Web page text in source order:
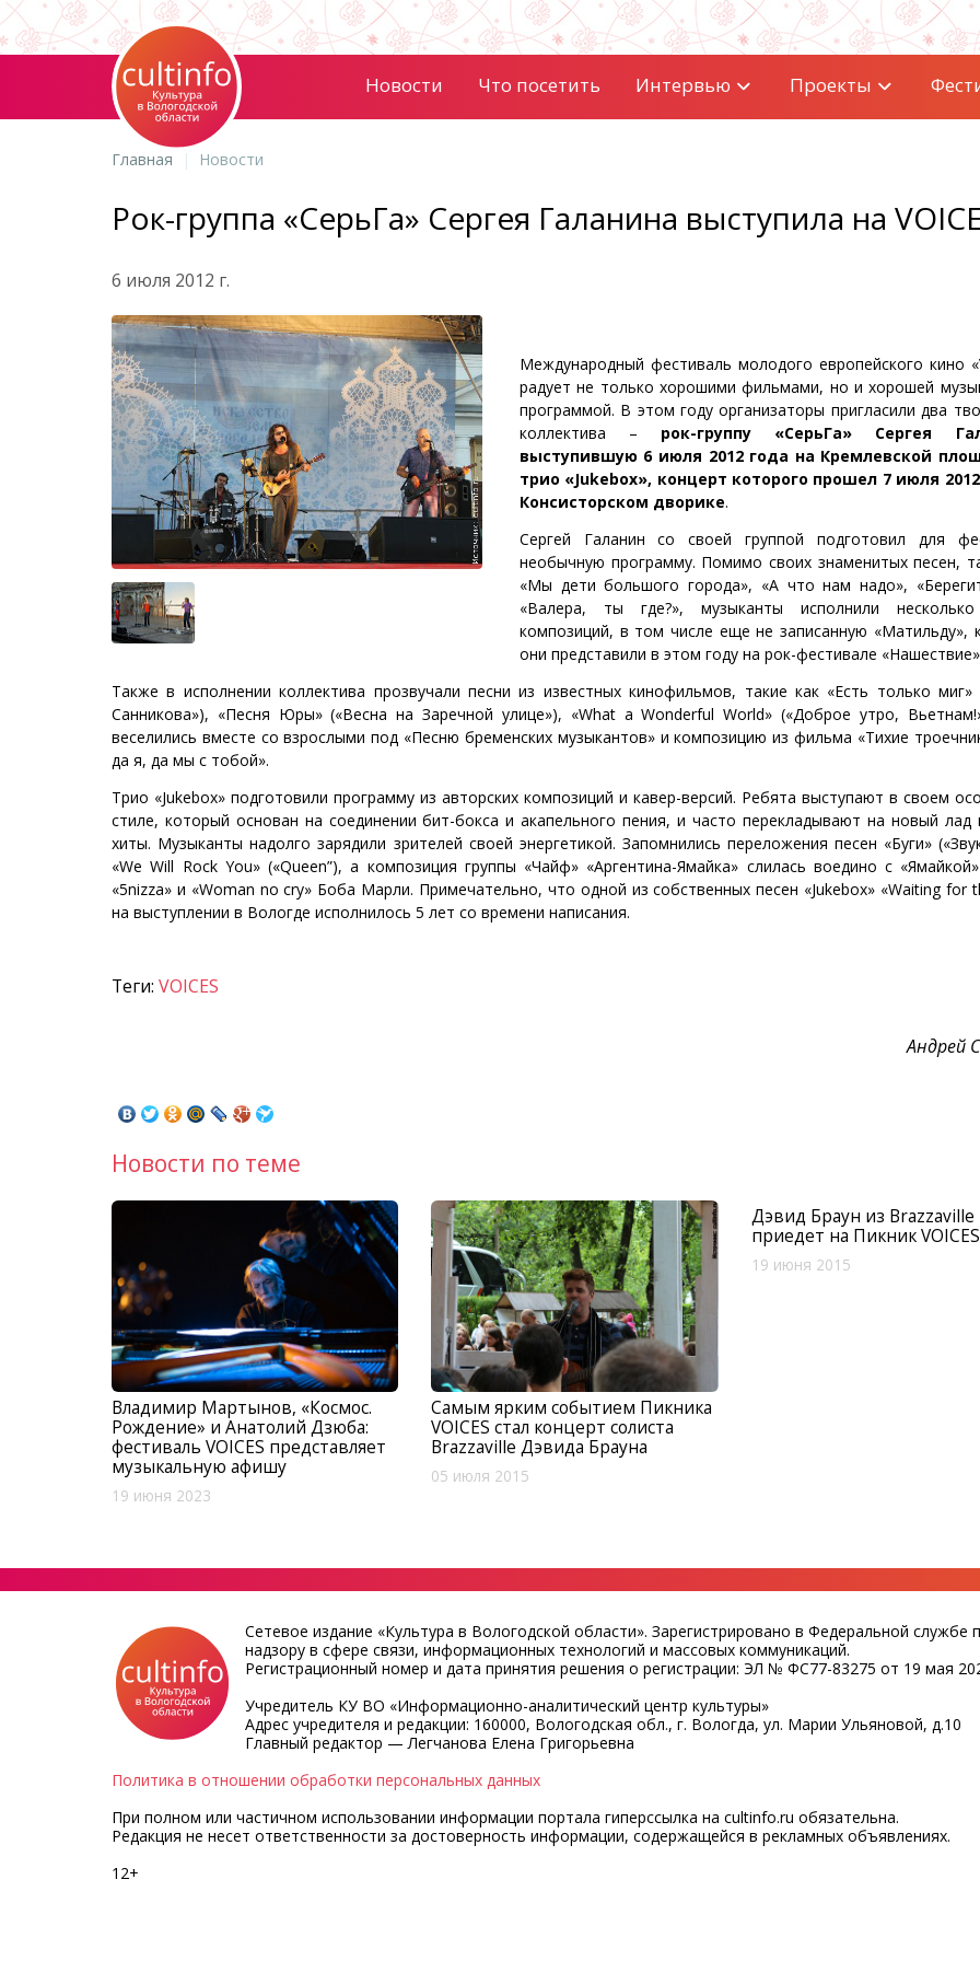
Новости Что посетить Интервью Проекты
Главная Новости
Рок-группа «СерьГа» Сергея Галанина выступила на
6 июля 2012 г.
Международный фестиваль молодого европейского кино
радует не только хорошими фильмами, но и хорошей
программой. В этом году организаторы пригласили два
коллектива – рок-группу «СерьГа» Сергея
выступившую 6 июля 2012 года на Кремлевской
трио «Jukebox», концерт которого прошел 7 июля
Консисторском дворике.
Сергей Галанин со своей группой подготовил для
необычную программу. Помимо своих знаменитых песен,
«Мы дети большого города», «А что нам надо»,
«Валера, ты где?», музыканты исполнили
композиций, в том числе еще не записанную «Матильду»,
они представили в этом году на рок-фестивале
Также в исполнении коллектива прозвучали песни из известных кинофильмов, такие как «Есть только миг»
Санникова»), «Песня Юры» («Весна на Заречной улице»), «What a Wonderful World» («Доброе утро,
веселились вместе со взрослыми под «Песню бременских музыкантов» и композицию из фильма «Тихие
да я, да мы с тобой».
Трио «Jukebox» подготовили программу из авторских композиций и кавер-версий. Ребята выступают в своем
стиле, который основан на соединении бит-бокса и акапельного пения, и часто перекладывают на новый лад
хиты. Музыканты надолго зарядили зрителей своей энергетикой. Запомнились переложения песен «Буги»
«We Will Rock You» («Queen”), а композиция группы «Чайф» «Аргентина-Ямайка» слилась воедино с
«5nizza» и «Woman no cry» Боба Марли. Примечательно, что одной из собственных песен «Jukebox» «Waiting for
на выступлении в Вологде исполнилось 5 лет со времени написания.
Теги: VOICES
Андрей
Новости по теме
Владимир Мартынов, «Космос.
Рождение» и Анатолий Дзюба:
фестиваль VOICES представляет
музыкальную афишу
19 июня 2023
Самым ярким событием Пикника
VOICES стал концерт солиста
Brazzaville Дэвида Брауна
05 июля 2015
Дэвид Браун из Brazzaville
приедет на Пикник VOICES
19 июня 2015
Сетевое издание «Культура в Вологодской области». Зарегистрировано в Федеральной службе
надзору в сфере связи, информационных технологий и массовых коммуникаций.
Регистрационный номер и дата принятия решения о регистрации: ЭЛ № ФС77-83275 от 19 мая
Учредитель КУ ВО «Информационно-аналитический центр культуры»
Адрес учредителя и редакции: 160000, Вологодская обл., г. Вологда, ул. Марии Ульяновой, д.10
Главный редактор — Легчанова Елена Григорьевна
Политика в отношении обработки персональных данных
При полном или частичном использовании информации портала гиперссылка на cultinfo.ru обязательна.
Редакция не несет ответственности за достоверность информации, содержащейся в рекламных объявлениях.
12+